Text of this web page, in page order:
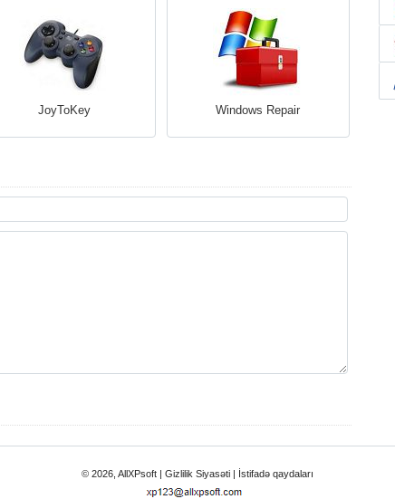
JoyToKey Windows Repair
© 2026, AllXPsoft | Gizlilik Siyasəti | İstifadə qaydaları